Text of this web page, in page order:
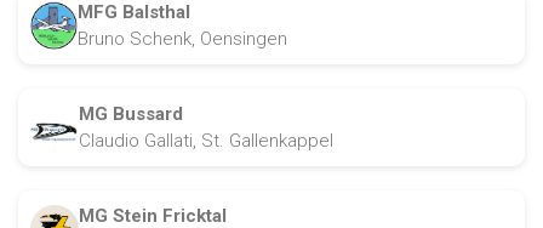
MFG Balsthal
Bruno Schenk, Oensingen
MG Bussard
Claudio Gallati, St. Gallenkappel
MG Stein Fricktal